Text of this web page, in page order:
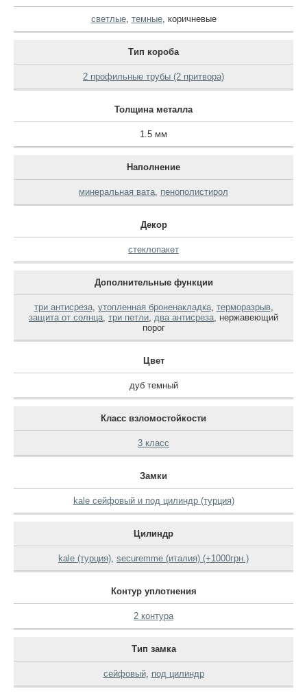
светлые, темные, коричневые
Тип короба
2 профильные трубы (2 притвора)
Толщина металла
1.5 мм
Наполнение
минеральная вата пенополистирол
Декор
стеклопакет
Дополнительные функции
три антисреза, утопленная броненакладка, терморазрыв,
защита от солнца три петли два антисреза нержавеющий
порог
Цвет
дуб темный
Класс взломостойкости
3 класс
Замки
kale сейфовый и под цилиндр (турция)
Цилиндр
kale (турция) securemme (италия) (+1000грн.)
Контур уплотнения
2 контура
Тип замка
сейфовый, под цилиндр